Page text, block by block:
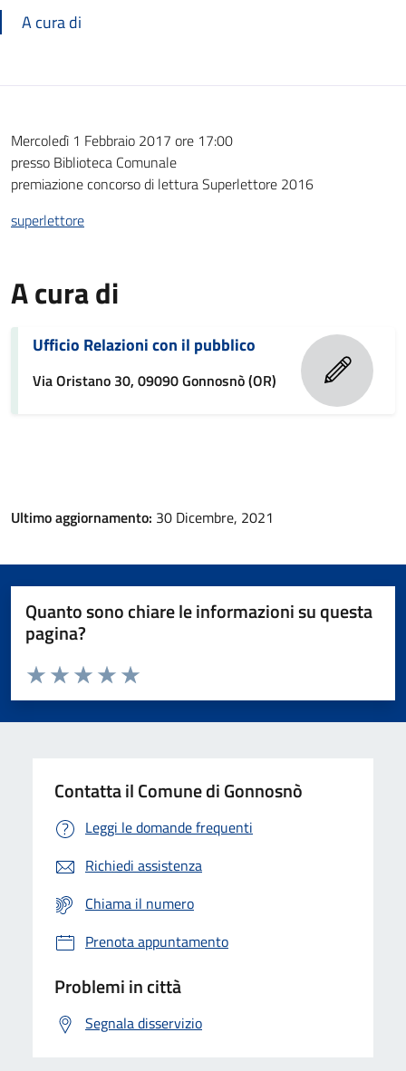
A cura di
Mercoledì 1 Febbraio 2017 ore 17:00
presso Biblioteca Comunale
premiazione concorso di lettura Superlettore 2016
superlettore
A cura di
Ufficio Relazioni con il pubblico
Via Oristano 30, 09090 Gonnosnò (OR)
Ultimo aggiornamento: 30 Dicembre, 2021
Quanto sono chiare le informazioni su questa
pagina?
Valuta da 1 a 5 stelle la pagina
Valuta 5 stelle su 5
Valuta 4 stelle su 5
Valuta 3 stelle su 5
Valuta 2 stelle su 5
Valuta 1 stelle su 5
Contatta il Comune di Gonnosnò
Leggi le domande frequenti
Richiedi assistenza
Chiama il numero
Prenota appuntamento
Problemi in città
Segnala disservizio